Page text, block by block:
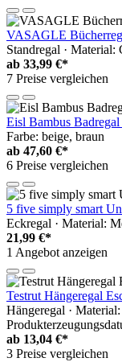
VASAGLE
Standregal · Material:
ab 33,99 €*
7 Preise vergleichen
Eisl Bambus
Farbe: beige, braun
ab 47,60 €*
6 Preise vergleichen
5 five simply smart
Eckregal · Material:
21,99 €*
1 Angebot anzeigen
Testrut Hängeregal
Hängeregal ·
ab 13,04 €*
3 Preise vergleichen